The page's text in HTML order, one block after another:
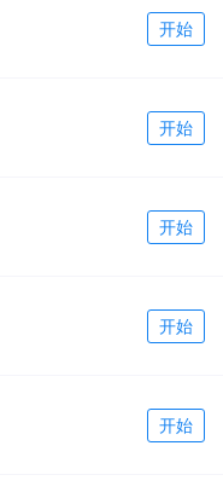
开始
开始
开始
开始
开始